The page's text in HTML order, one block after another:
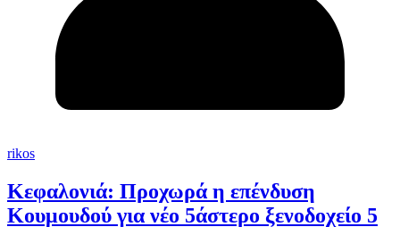
rikos
Κεφαλονιά: Προχωρά η επένδυση
Κουμουδού για νέο 5άστερο ξενοδοχείο 5